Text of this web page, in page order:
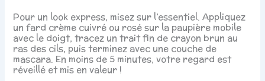
Pour un look express, misez sur l’essentiel. Appliquez
un fard crème cuivré ou rosé sur la paupière mobile
avec le doigt, tracez un trait fin de crayon brun au
ras des cils, puis terminez avec une couche de
mascara. En moins de 5 minutes, votre regard est
réveillé et mis en valeur !